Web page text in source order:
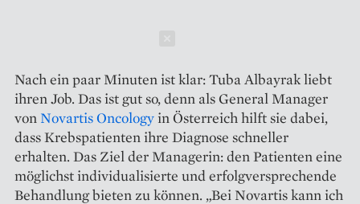
Nach ein paar Minuten ist klar: Tuba Albayrak liebt
ihren Job. Das ist gut so, denn als General Manager
von Novartis Oncology in Österreich hilft sie dabei,
dass Krebspatienten ihre Diagnose schneller
erhalten. Das Ziel der Managerin: den Patienten eine
möglichst individualisierte und erfolgversprechende
Behandlung bieten zu können. „Bei Novartis kann ich